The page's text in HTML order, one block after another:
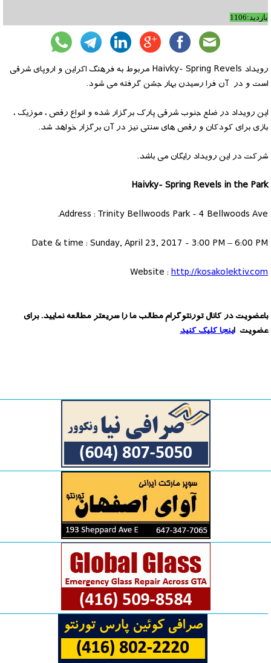
بازدید:1106
رویداد Haivky- Spring Revels مربوط به فرهنگ اکراین و اروپای شرقی
است و در آن فرا رسیدن بهار جشن گرفته می شود.
این رویداد در ضلع جنوب شرقی پارک برگزار شده و انواع رقص ، موزیک ،
بازی برای کودکان و رقص های سنتی نیز در آن برگزار خواهد شد.
شرکت در این رویداد رایگان می باشد.
Haivky- Spring Revels in the Park
Address : Trinity Bellwoods Park - 4 Bellwoods Ave.
Date & time : Sunday, April 23, 2017 - 3:00 PM – 6:00 PM
Website :http://kosakolektiv.com
باعضویت در کانال تورنتوگرام مطالب ما را سریعتر مطالعه نمایید. برای
عضویت اینجا کلیک کنید